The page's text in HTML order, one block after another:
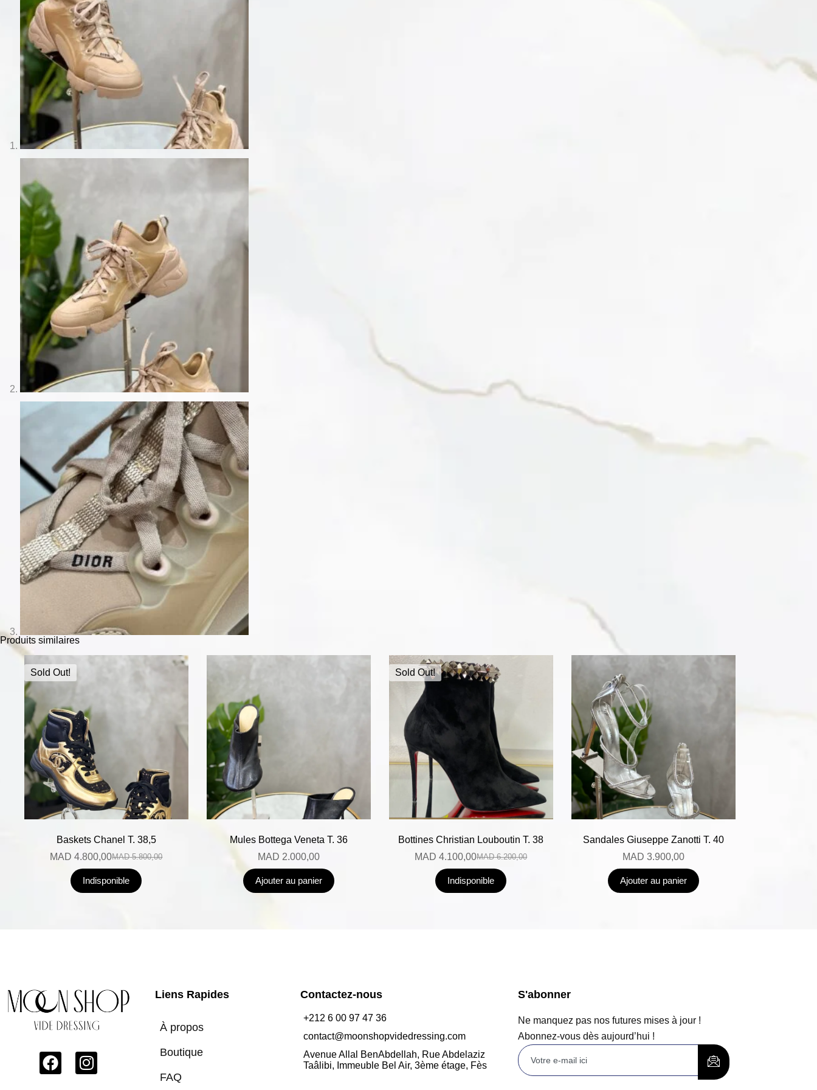
Produits similaires
Sold Out!
Baskets Chanel T. 38,5
MAD5.800,00
MAD 4.800,00
Indisponible
Mules Bottega Veneta T. 36
MAD 2.000,00
Ajouter au panier
Sold Out!
Bottines Christian Louboutin T. 38
MAD6.200,00
MAD 4.100,00
Indisponible
Sandales Giuseppe Zanotti T. 40
MAD 3.900,00
Ajouter au panier
Liens Rapides
À propos
Boutique
FAQ
Contactez-nous
+212 6 00 97 47 36
contact@moonshopvidedressing.com
Avenue Allal BenAbdellah, Rue Abdelaziz
Taâlibi, Immeuble Bel Air, 3ème étage, Fès
S'abonner
Ne manquez pas nos futures mises à jour !
Abonnez-vous dès aujourd’hui !